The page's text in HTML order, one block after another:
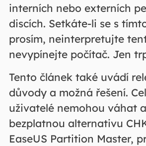
interních nebo externích
discích. Setkáte-li se s
prosím, neinterpretujte
nevypínejte počítač. Jen
Tento článek také uvádí
důvody a možná řešení.
uživatelé nemohou váhat
bezplatnou alternativu
EaseUS Partition Master,